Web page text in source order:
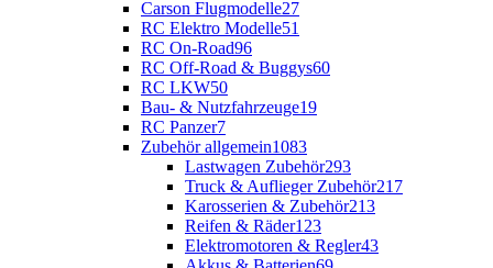
Carson Flugmodelle27
RC Elektro Modelle51
RC On-Road96
RC Off-Road & Buggys60
RC LKW50
Bau- & Nutzfahrzeuge19
RC Panzer7
Zubehör allgemein1083
Lastwagen Zubehör293
Truck & Auflieger Zubehör217
Karosserien & Zubehör213
Reifen & Räder123
Elektromotoren & Regler43